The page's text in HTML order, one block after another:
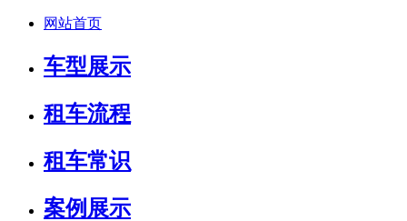
网站首页
车型展示
租车流程
租车常识
案例展示